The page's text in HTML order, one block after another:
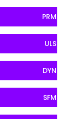
PRM
ULS
DYN
SFM